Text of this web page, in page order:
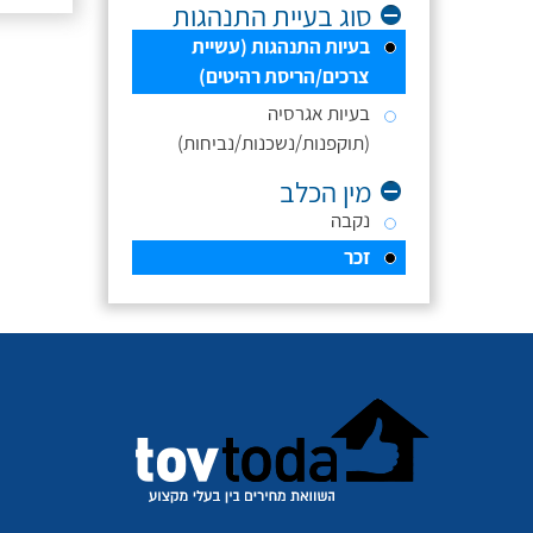
סוג בעיית התנהגות
בעיות התנהגות (עשיית
צרכים/הריסת רהיטים)
בעיות אגרסיה
(תוקפנות/נשכנות/נביחות)
מין הכלב
נקבה
זכר